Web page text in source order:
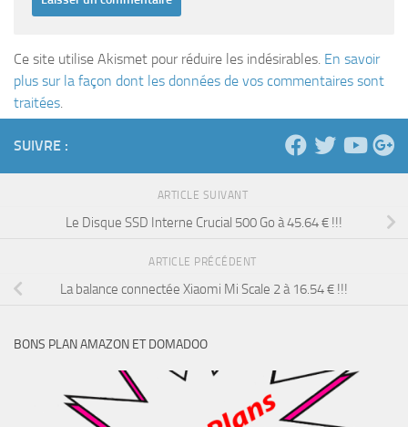
Ce site utilise Akismet pour réduire les indésirables. En savoir
plus sur la façon dont les données de vos commentaires sont
traitées.
SUIVRE :
ARTICLE SUIVANT
Le Disque SSD Interne Crucial 500 Go à 45.64 € !!!
ARTICLE PRÉCÉDENT
La balance connectée Xiaomi Mi Scale 2 à 16.54 € !!!
BONS PLAN AMAZON ET DOMADOO